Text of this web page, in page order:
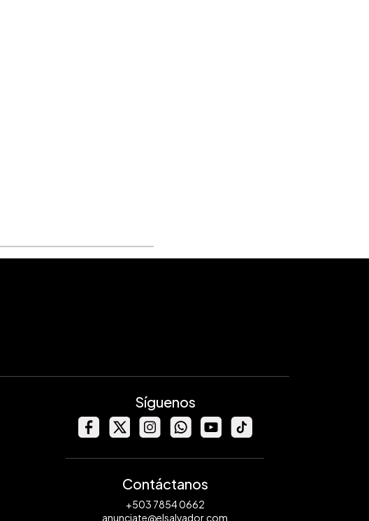
Síguenos
Contáctanos
+503 7854 0662
anunciate@elsalvador.com